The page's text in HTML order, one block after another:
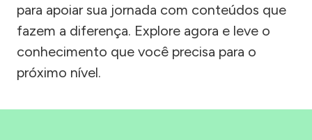
para apoiar sua jornada com conteúdos que
fazem a diferença. Explore agora e leve o
conhecimento que você precisa para o
próximo nível.